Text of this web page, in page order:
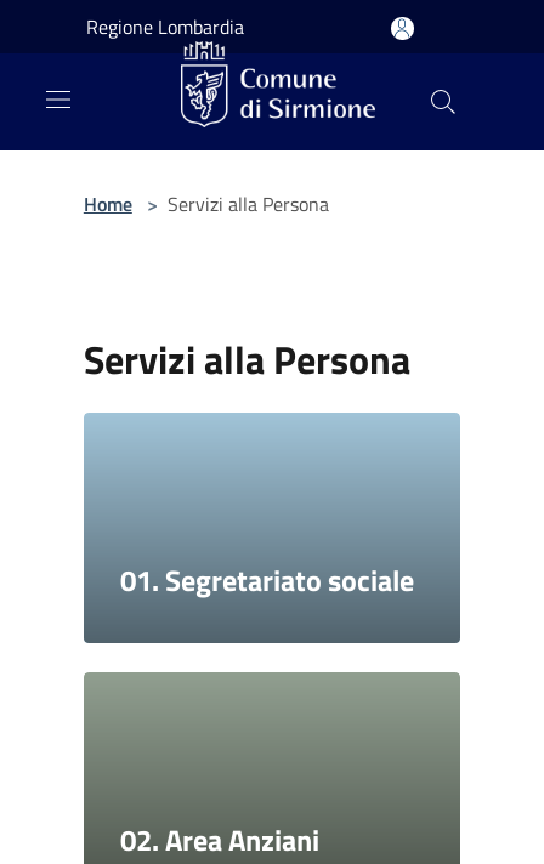
Salta al contenuto principale
Regione Lombardia
Home > Servizi alla Persona
Servizi alla Persona
01. Segretariato sociale
02. Area Anziani